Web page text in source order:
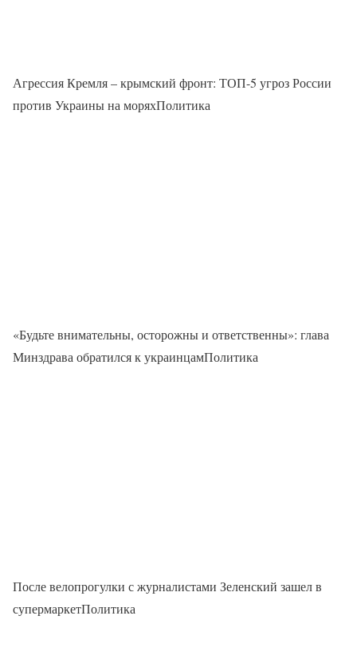
Агрессия Кремля – крымский фронт: ТОП-5 угроз России
против Украины на моряхПолитика
«Будьте внимательны, осторожны и ответственны»: глава
Минздрава обратился к украинцамПолитика
После велопрогулки с журналистами Зеленский зашел в
супермаркетПолитика